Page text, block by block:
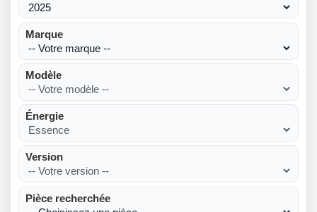
Marque
Modèle
Énergie
Version
Pièce recherchée